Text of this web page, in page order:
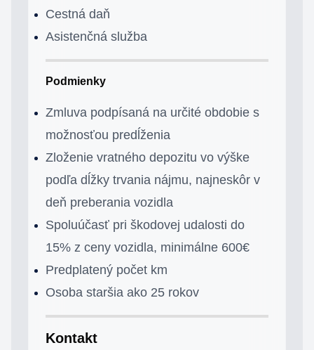
Cestná daň
Asistenčná služba
Podmienky
Zmluva podpísaná na určité obdobie s
možnosťou predĺženia
Zloženie vratného depozitu vo výške
podľa dĺžky trvania nájmu, najneskôr v
deň preberania vozidla
Spoluúčasť pri škodovej udalosti do
15% z ceny vozidla, minimálne 600€
Predplatený počet km
Osoba staršia ako 25 rokov
Kontakt